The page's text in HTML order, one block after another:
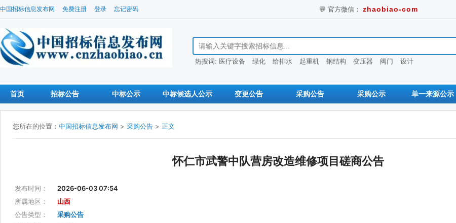
中国招标信息发布网 免费注册 登录 忘记密码 💬 官方微信： zhaobiao-com
搜索招标信息
热搜词: 医疗设备 绿化 给排水 起重机 钢结构 变压器 阀门 设计
首页 招标公告 中标公示 中标候选人公示 变更公告 采购公告 采购公示 单一来源公示
您所在的位置： 中国招标信息发布网 > 采购公告 > 正文
怀仁市武警中队营房改造维修项目磋商公告
发布时间：
2026-06-03 07:54
所属地区：
山西
公告类型：
采购公告